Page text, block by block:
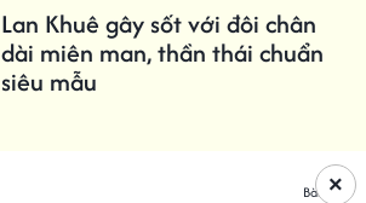
Lan Khuê gây sốt với đôi chân
dài miên man, thần thái chuẩn
siêu mẫu
Bài viết
×